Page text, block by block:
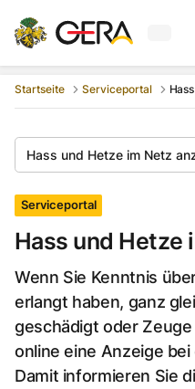
Startseite Serviceportal
Hass und Hetze im Netz
Serviceportal
Hass und Hetze
Wenn Sie Kenntnis
erlangt haben, ganz
geschädigt oder
online eine Anzeige
Damit informieren Sie